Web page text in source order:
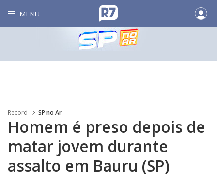
MENU
Record SP no Ar
Homem é preso depois de
matar jovem durante
assalto em Bauru (SP)